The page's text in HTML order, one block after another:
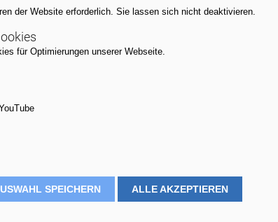
der Website erforderlich. Sie lassen sich nicht deaktivieren.
für Optimierungen unserer Webseite.
ALLE AKZEPTIEREN
SPEICHERN